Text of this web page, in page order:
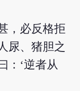
，必反格拒
尿、猪胆之
：‘逆者从